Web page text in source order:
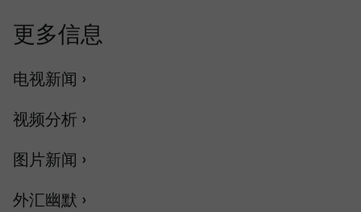
更多信息
电视新闻 ›
视频分析 ›
图片新闻 ›
外汇幽默 ›